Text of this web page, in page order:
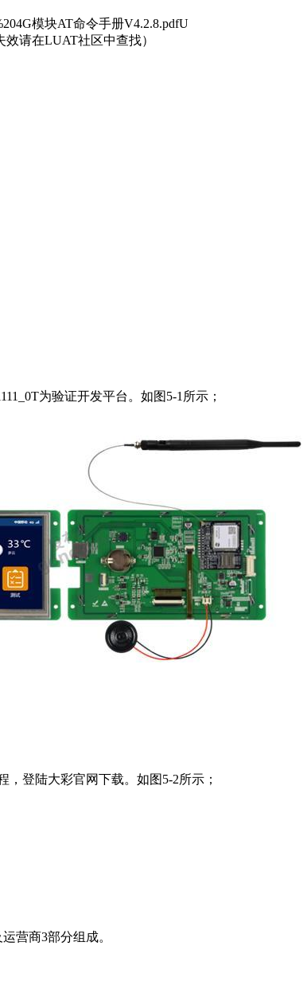
模块AT命令手册V4.2.8.pdfU
请在LUAT社区中查找）
为验证开发平台。如图5-1所示；
登陆大彩官网下载。如图5-2所示；
营商3部分组成。